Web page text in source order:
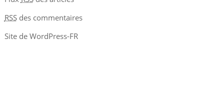
RSSdes commentaires
Site de WordPress-FR